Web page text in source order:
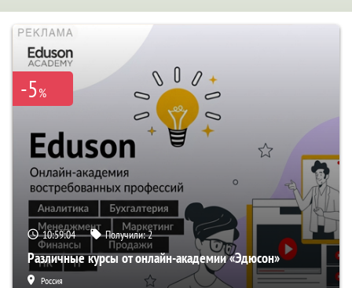
-5%
10:59:03 Получили:2
Различные курсы от онлайн-академии «Эдюсон»
Россия